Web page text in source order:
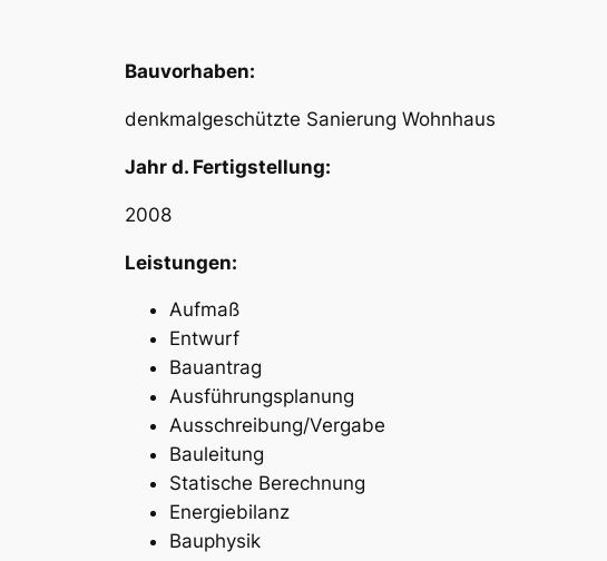
Bauvorhaben:
denkmalgeschützte Sanierung Wohnhaus
Jahr d. Fertigstellung:
2008
Leistungen:
Aufmaß
Entwurf
Bauantrag
Ausführungsplanung
Ausschreibung/Vergabe
Bauleitung
Statische Berechnung
Energiebilanz
Bauphysik